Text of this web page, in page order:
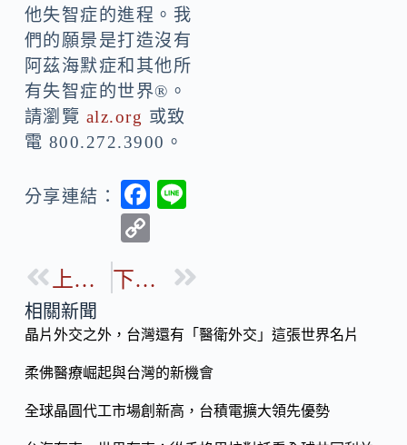
他失智症的進程。我
們的願景是打造沒有
阿茲海默症和其他所
有失智症的世界®。
請瀏覽 alz.org 或致
電 800.272.3900。
分享連結：
F
b
o
k
p
Li
n
k
上一篇 下一篇
相關新聞
晶片外交之外，台灣還有「醫衛外交」這張世界名片
柔佛醫療崛起與台灣的新機會
全球晶圓代工市場創新高，台積電擴大領先優勢